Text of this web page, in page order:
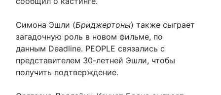
Симона Эшли (Бриджертоны) также сыграет
загадочную роль в новом фильме, по
данным Deadline. PEOPLE связались с
представителем 30-летней Эшли, чтобы
получить подтверждение.